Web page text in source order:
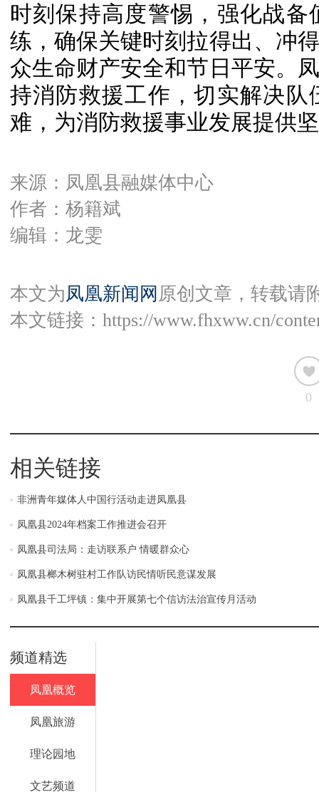
时刻保持高度警惕，强化战
练，确保关键时刻拉得出、冲
众生命财产安全和节日平安。
持消防救援工作，切实解决
难，为消防救援事业发展提供
来源：凤凰县融媒体中心
作者：杨籍斌
编辑：龙雯
本文为凤凰新闻网 原创文章，转载请
本文链接： https://www.fhxww.cn/
0
相关链接
非洲青年媒体人中国行活动走进凤凰县
凤凰县2024年档案工作推进会召开
凤凰县司法局：走访联系户 情暖群众心
凤凰县榔木树驻村工作队访民情听民意谋发展
凤凰县千工坪镇：集中开展第七个信访法治宣传月活动
频道精选
凤凰概览
凤凰旅游
理论园地
文艺频道